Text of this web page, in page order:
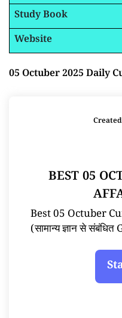
Study Book
Website
05 Octuber 2025 Daily
BEST 05
Best 05 Octuber
(सामान्य ज्ञान से